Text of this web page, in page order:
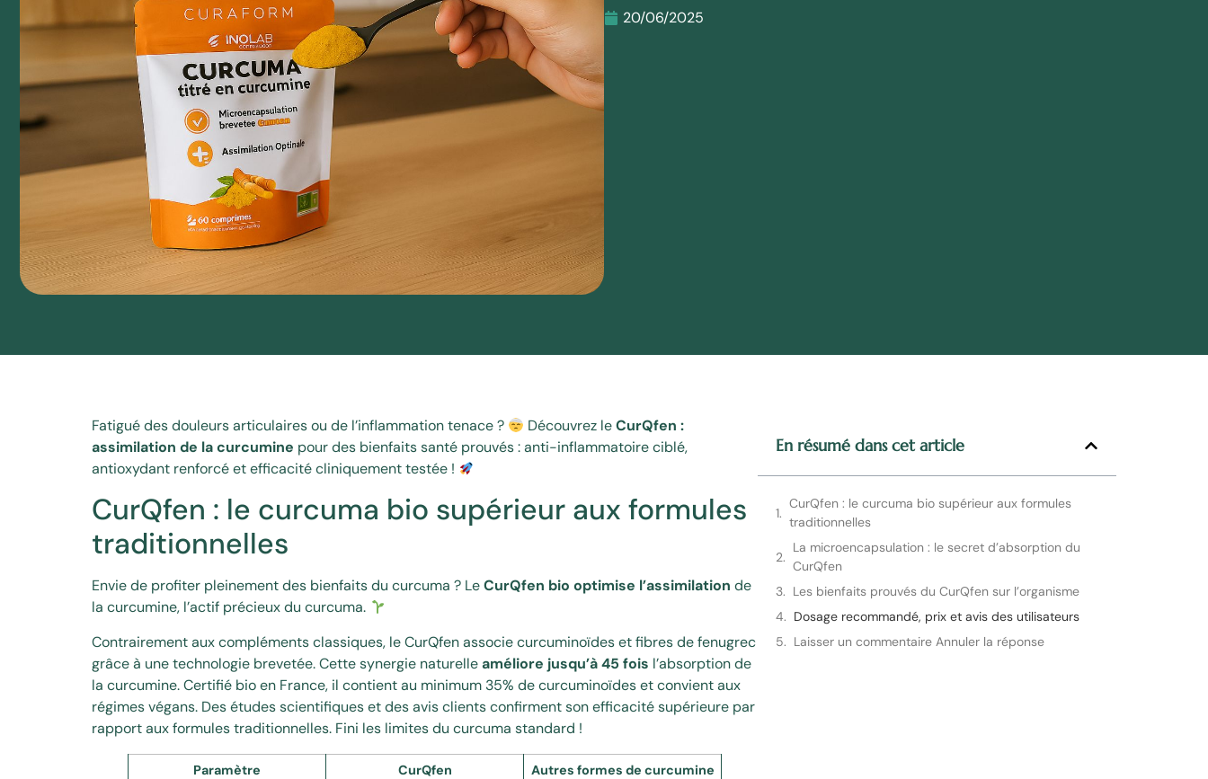
20/06/2025
Fatigué des douleurs articulaires ou de l’inflammation tenace ? Découvrez leCurQfen :
assimilation de la curcumine pour des bienfaits santé prouvés : anti-inflammatoire ciblé,
antioxydant renforcé et efficacité cliniquement testée !
CurQfen : le curcuma bio supérieur aux formules
traditionnelles
Envie de profiter pleinement des bienfaits du curcuma ? LeCurQfen bio optimise l’assimilation de
la curcumine, l’actif précieux du curcuma.
Contrairement aux compléments classiques, le CurQfen associe curcuminoïdes et fibres de fenugrec
grâce à une technologie brevetée. Cette synergie naturelleaméliore jusqu’à 45 fois l’absorption de
la curcumine. Certifié bio en France, il contient au minimum 35% de curcuminoïdes et convient aux
régimes végans. Des études scientifiques et des avis clients confirment son efficacité supérieure par
rapport aux formules traditionnelles. Fini les limites du curcuma standard !
Paramètre CurQfen Autres formes de curcumine
En résumé dans cet article
CurQfen : le curcuma bio supérieur aux formules
traditionnelles
La microencapsulation : le secret d’absorption du
CurQfen
Les bienfaits prouvés du CurQfen sur l’organisme
Dosage recommandé, prix et avis des utilisateurs
Laisser un commentaire Annuler la réponse